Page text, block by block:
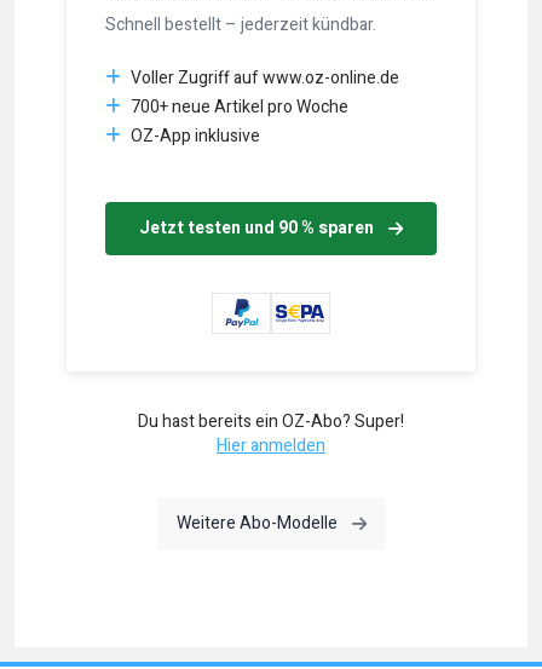
Schnell bestellt – jederzeit kündbar.
Voller Zugriff auf www.oz-online.de
700+ neue Artikel pro Woche
OZ-App inklusive
Jetzt testen und 90 % sparen
Du hast bereits ein OZ-Abo? Super!
Hier anmelden
Weitere Abo-Modelle